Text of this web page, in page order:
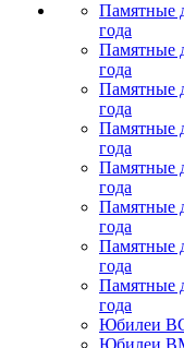
Памятные
года
Памятные
года
Памятные
года
Памятные
года
Памятные
года
Памятные
года
Памятные
года
Памятные
года
Юбилеи
Юбилеи